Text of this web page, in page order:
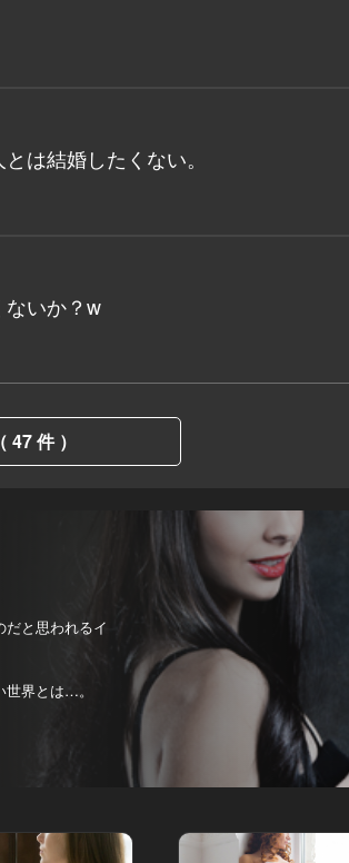
は結婚したくない。
ないか？w
47 件 ）
と思われるイ
界とは…。